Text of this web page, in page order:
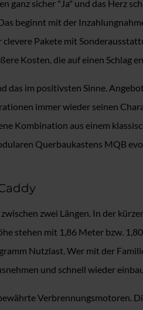
ganz sicher "Ja" und das Herz
beginnt mit der
Pakete mit
Kosten, die auf einen Schlag
das im positivsten Sinne.
immer wieder seinen
Kombination aus einem
Querbaukastens MQB
zwei Längen. In der
stehen mit 1,86 Meter bzw.
Nutzlast. Wer mit der
und schnell wieder
Verbrennungsmotoren.